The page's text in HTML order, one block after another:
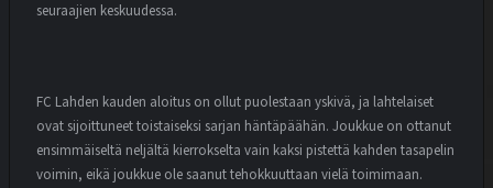
seuraajien keskuudessa.
FC Lahden kauden aloitus on ollut puolestaan yskivä, ja lahtelaiset
ovat sijoittuneet toistaiseksi sarjan häntäpäähän. Joukkue on ottanut
ensimmäiseltä neljältä kierrokselta vain kaksi pistettä kahden tasapelin
voimin, eikä joukkue ole saanut tehokkuuttaan vielä toimimaan.